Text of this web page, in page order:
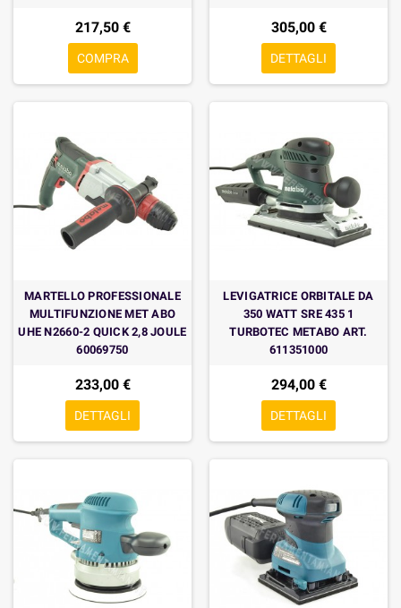
217,50 €
COMPRA
305,00 €
DETTAGLI
MARTELLO PROFESSIONALE
MULTIFUNZIONE MET ABO
UHE N2660-2 QUICK 2,8 JOULE
60069750
233,00 €
DETTAGLI
LEVIGATRICE ORBITALE DA
350 WATT SRE 435 1
TURBOTEC METABO ART.
611351000
294,00 €
DETTAGLI